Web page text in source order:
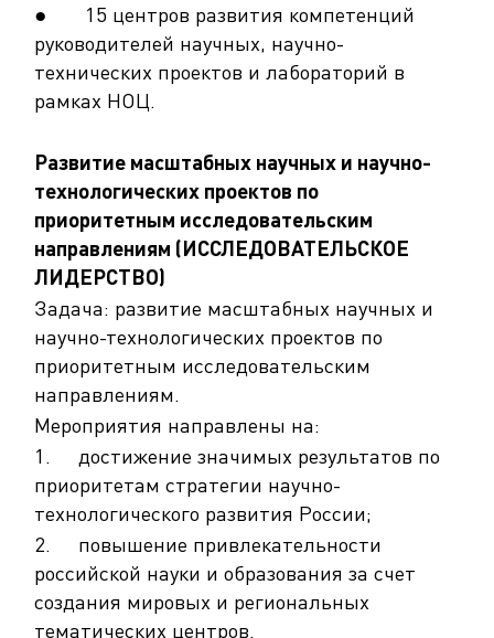
● 15 центров развития компетенций
руководителей научных, научно-
технических проектов и лабораторий в
рамках НОЦ.
Развитие масштабных научных и научно-
технологических проектов по
приоритетным исследовательским
направлениям (ИССЛЕДОВАТЕЛЬСКОЕ
ЛИДЕРСТВО)
Задача: развитие масштабных научных и
научно-технологических проектов по
приоритетным исследовательским
направлениям.
Мероприятия направлены на:
1. достижение значимых результатов по
приоритетам стратегии научно-
технологического развития России;
2. повышение привлекательности
российской науки и образования за счет
создания мировых и региональных
тематических центров.